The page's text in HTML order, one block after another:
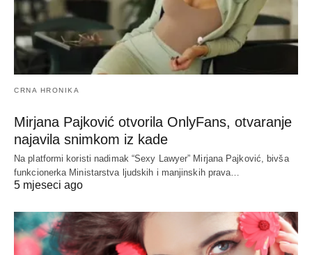
CRNA HRONIKA
Mirjana Pajković otvorila OnlyFans, otvaranje
najavila snimkom iz kade
Na platformi koristi nadimak “Sexy Lawyer” Mirjana Pajković, bivša
funkcionerka Ministarstva ljudskih i manjinskih prava…
5 mjeseci ago